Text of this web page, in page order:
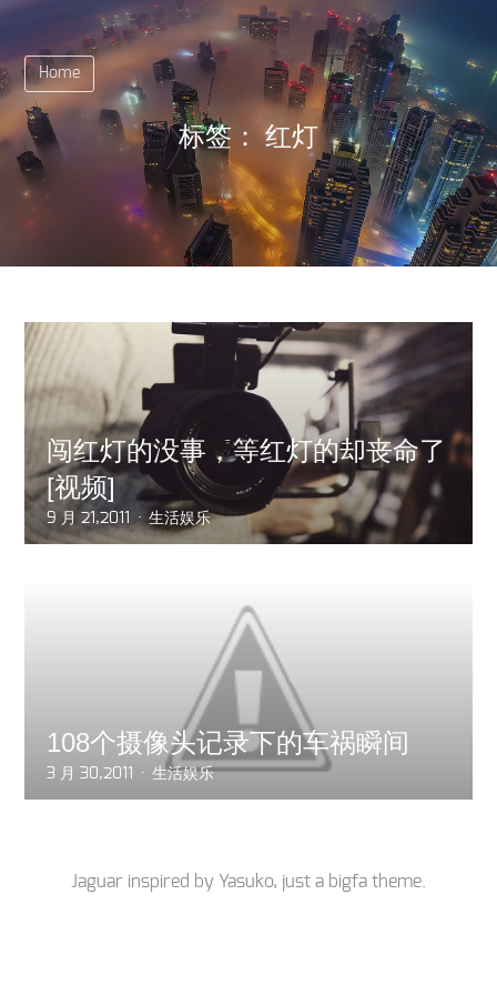
Home
标签：红灯
闯红灯的没事，等红灯的却丧命了
[视频]
9 月 21,2011 生活娱乐
108个摄像头记录下的车祸瞬间
3 月 30,2011 生活娱乐
Jaguar inspired by Yasuko, just a bigfa theme.